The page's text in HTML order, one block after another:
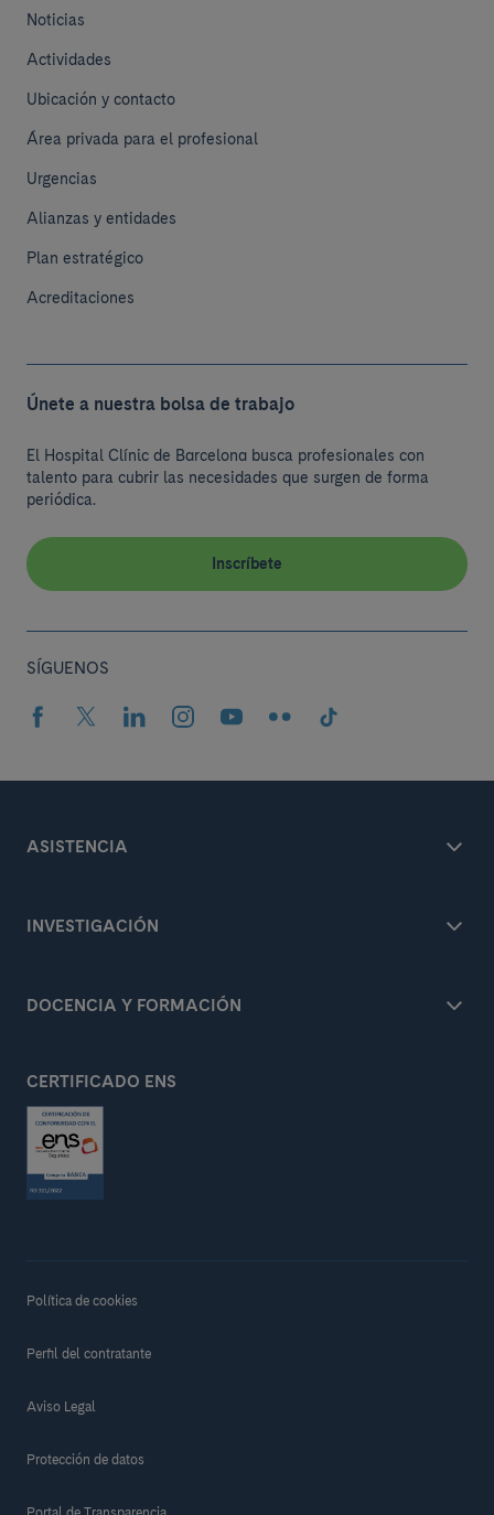
Noticias
Actividades
Ubicación y contacto
Área privada para el profesional
Urgencias
Alianzas y entidades
Plan estratégico
Acreditaciones
Únete a nuestra bolsa de trabajo
El Hospital Clínic de Barcelona busca profesionales con
talento para cubrir las necesidades que surgen de forma
periódica.
Inscríbete
SÍGUENOS
ASISTENCIA
INVESTIGACIÓN
DOCENCIA Y FORMACIÓN
CERTIFICADO ENS
Política de cookies
Perfil del contratante
Aviso Legal
Protección de datos